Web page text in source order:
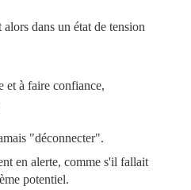
dans un état de tension
et à faire confiance,
"déconnecter".
en alerte, comme s'il fallait
potentiel.